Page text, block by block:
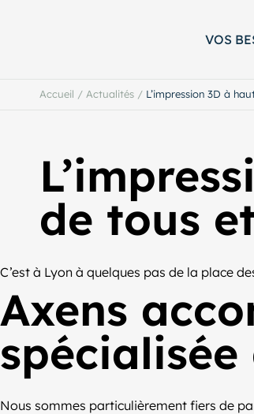
VOS
Accueil / Actualités / L’impression 3D à
de tous
C’est à Lyon à quelques pas de la place
Axens
spécialisée
Nous sommes particulièrement fiers de